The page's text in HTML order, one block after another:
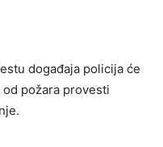
događaja policija će
požara provesti